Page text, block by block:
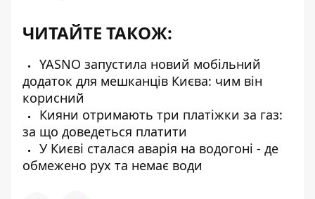
ЧИТАЙТЕ ТАКОЖ:
YASNO запустила новий мобільний
додаток для мешканців Києва: чим він
корисний
Кияни отримають три платіжки за газ:
за що доведеться платити
У Києві сталася аварія на водогоні - де
обмежено рух та немає води